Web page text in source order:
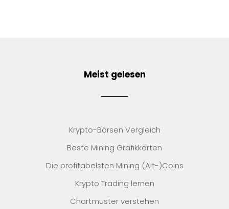
Meist gelesen
Krypto-Börsen Vergleich
Beste Mining Grafikkarten
Die profitabelsten Mining (Alt-)Coins
Krypto Trading lernen
Chartmuster verstehen